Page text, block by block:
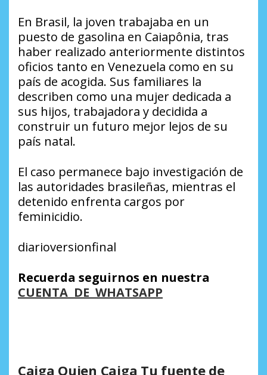
En Brasil, la joven trabajaba en un
puesto de gasolina en Caiapônia, tras
haber realizado anteriormente distintos
oficios tanto en Venezuela como en su
país de acogida. Sus familiares la
describen como una mujer dedicada a
sus hijos, trabajadora y decidida a
construir un futuro mejor lejos de su
país natal.
El caso permanece bajo investigación de
las autoridades brasileñas, mientras el
detenido enfrenta cargos por
feminicidio.
diarioversionfinal
Recuerda seguirnos en nuestra
CUENTA DE WHATSAPP
Caiga Quien Caiga Tu fuente de